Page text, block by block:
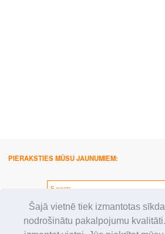
Šajā vietnē tiek izmantotas
nodrošinātu pakalpojumu
PIERAKSTIES MŪSU JAUNUMIEM:
SEKO MUMS: